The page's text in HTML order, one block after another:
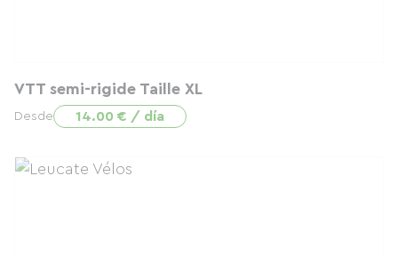
VTT semi-rigide Taille XL
Desde 14.00 € / día